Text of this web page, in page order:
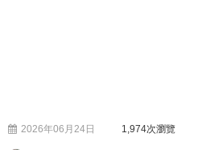
2026年06月24日 1,974次瀏覽